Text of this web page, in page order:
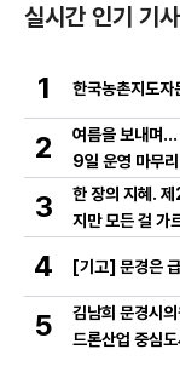
실시간 인기 기사
1 한국농촌지도자
2
여름을 보내며…
9일 운영 마무리
3
한 장의 지혜.
지만 모든 걸 가
4 [기고] 문경은
5
김남희 문경시
드론산업 중심